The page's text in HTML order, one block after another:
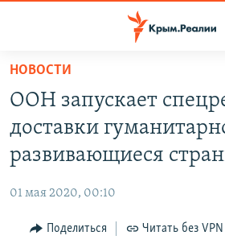
Вернуться
основному
содержанию
главной
Вернутся
СПЕЦПРОЕКТЫ
11 ЛЕТ ОККУПАЦИИ КРЫМА. 11 ИСТОРИЙ
ЕЩЕ
ИНТЕРАКТИВ
РАДІО СВОБОДА
НОВОСТИ
ООН запускает
доставки
развивающиеся
01 мая 2020, 00:10
Поделиться Читать без VPN